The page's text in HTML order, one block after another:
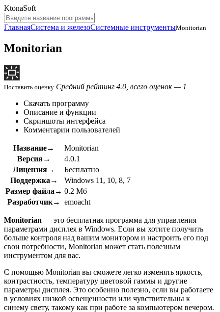
KtonaSoft
ГлавнаяСистема и железоСистемные инструментыMonitorian
Monitorian
Поставить оценку Средний рейтинг 4.0, всего оценок — 1
Скачать программу
Описание и функции
Скриншоты интерфейса
Комментарии пользователей
Название→
Monitorian
Версия→
4.0.1
Лицензия→
Бесплатно
Поддержка→
Windows 11, 10, 8, 7
Размер файла→ 0.2 Мб
Разработчик→
emoacht
Monitorian — это бесплатная программа для управления
параметрами дисплея в Windows. Если вы хотите получить
больше контроля над вашим монитором и настроить его под
свои потребности, Monitorian может стать полезным
инструментом для вас.
С помощью Monitorian вы сможете легко изменять яркость,
контрастность, температуру цветовой гаммы и другие
параметры дисплея. Это особенно полезно, если вы работаете
в условиях низкой освещенности или чувствительны к
синему свету, такому как при работе за компьютером вечером.